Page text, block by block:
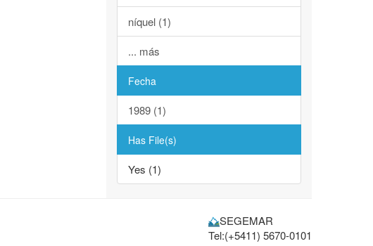
níquel (1)
... más
Fecha
1989 (1)
Has File(s)
Yes (1)
SEGEMAR
Tel:(+5411) 5670-0101